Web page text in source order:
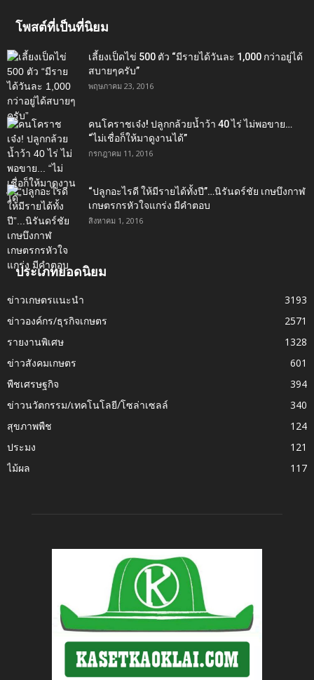
โพสต์ที่เป็นที่นิยม
เลี้ยงเป็ดไข่ 500 ตัว “มีรายได้วันละ 1,000 กว่าอยู่ได้
สบายๆครับ”
พฤษภาคม 23, 2016
คนโคราชเจ๋ง! ปลูกกล้วยน้ำว้า 40 ไร่ ไม่พอขาย…
“ไม่เชื่อก็ให้มาดูงานได้”‬
กรกฎาคม 11, 2016
“ปลูกอะไรดี ให้มีรายได้ทั้งปี”…นิรันดร์ชัย เกษบึงกาฬ
เกษตรกรหัวใจแกร่ง มีคำตอบ
สิงหาคม 1, 2016
ประเภทยอดนิยม
ข่าวเกษตรแนะนำ
3193
ข่าวองค์กร/ธุรกิจเกษตร
2571
รายงานพิเศษ
1328
ข่าวสังคมเกษตร
601
พืชเศรษฐกิจ
394
ข่าวนวัตกรรม/เทคโนโลยี/โซล่าเซลล์
340
สุขภาพพืช
124
ประมง
121
ไม้ผล
117